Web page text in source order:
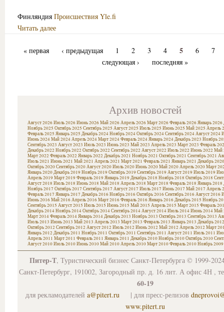
Финляндия Происшествия Yle.fi
Читать далее
« первая ‹ предыдущая 1 2 3 4 5 6
7
следующая ›
последняя »
Архив новостей
Август 2026 Июль 2026 Июнь 2026 Май 2026 Апрель 2026 Март 2026 Февраль 2026 Январь 2026
Ноябрь 2025 Октябрь 2025 Сентябрь 2025 Август 2025 Июль 2025 Июнь 2025 Май 2025 Апрель
Февраль 2025 Январь 2025 Декабрь 2024Ноябрь 2024Октябрь 2024Сентябрь 2024Август 2024
Июнь 2024Май 2024Апрель 2024Март 2024Февраль 2024Январь 2024Декабрь 2023 Ноябрь
Сентябрь 2023 Август 2023 Июль 2023 Июнь 2023 Май 2023 Апрель 2023 Март 2023 Февраль
Декабрь 2022 Ноябрь 2022 Октябрь 2022 Сентябрь 2022 Август 2022 Июль 2022 Июнь 2022 Май
Март 2022 Февраль 2022 Январь 2022 Декабрь 2021 Ноябрь 2021 Октябрь 2021 Сентябрь 2021
Июль 2021 Июнь 2021 Май 2021 Апрель 2021 Март 2021 Февраль 2021 Январь 2021 Декабрь 2020
Октябрь 2020Сентябрь 2020Август 2020Июль 2020Июнь 2020Май 2020Апрель 2020Март
Январь 2020Декабрь 2019 Ноябрь 2019 Октябрь 2019 Сентябрь 2019 Август 2019 Июль 2019
Апрель 2019 Март 2019 Февраль 2019 Январь 2019 Декабрь 2018 Ноябрь 2018 Октябрь 2018
Август 2018 Июль 2018 Июнь 2018 Май 2018 Апрель 2018 Март 2018 Февраль 2018 Январь 2018
Ноябрь 2017 Октябрь 2017 Сентябрь 2017 Август 2017 Июль 2017 Июнь 2017 Май 2017 Апрель
Февраль 2017 Январь 2017 Декабрь 2016 Ноябрь 2016 Октябрь 2016 Сентябрь 2016 Август 2016
Июнь 2016 Май 2016 Апрель 2016 Март 2016 Февраль 2016 Январь 2016 Декабрь 2015 Ноябрь
Сентябрь 2015 Август 2015 Июль 2015 Июнь 2015 Май 2015 Апрель 2015 Март 2015 Февраль
Декабрь 2014Ноябрь 2014Октябрь 2014Сентябрь 2014Август 2014Июль 2014Июнь 2014Май
Март 2014Февраль 2014Январь 2014Декабрь 2013 Ноябрь 2013 Октябрь 2013 Сентябрь 2013
Июль 2013 Июнь 2013 Май 2013 Апрель 2013 Март 2013 Февраль 2013 Январь 2013 Декабрь 2012
Октябрь 2012 Сентябрь 2012 Август 2012 Июль 2012 Июнь 2012 Май 2012 Апрель 2012 Март
Январь 2012 Декабрь 2011 Ноябрь 2011 Октябрь 2011 Сентябрь 2011 Август 2011 Июль 2011
Апрель 2011 Март 2011 Февраль 2011 Январь 2011 Декабрь 2010Ноябрь 2010Октябрь 2010
Август 2010Июль 2010Июнь 2010Май 2010Апрель 2010Март 2010Февраль 2010Ноябрь 2009
Питер-Т, Туристический бизнес Санкт-Петербурга © 1999-
Санкт-Петербург, 191002, Загородный пр. д. 16 лит. А офис 4Н ,
60-19
для рекламодателей a@pitert.ru | для пресс-релизов
www.pitert.ru